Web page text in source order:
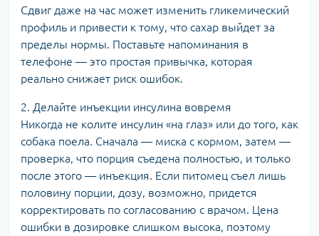
Сдвиг даже на час может изменить гликемический
профиль и привести к тому, что сахар выйдет за
пределы нормы. Поставьте напоминания в
телефоне — это простая привычка, которая
реально снижает риск ошибок.
2. Делайте инъекции инсулина вовремя
Никогда не колите инсулин «на глаз» или до того, как
собака поела. Сначала — миска с кормом, затем —
проверка, что порция съедена полностью, и только
после этого — инъекция. Если питомец съел лишь
половину порции, дозу, возможно, придется
корректировать по согласованию с врачом. Цена
ошибки в дозировке слишком высока, поэтому